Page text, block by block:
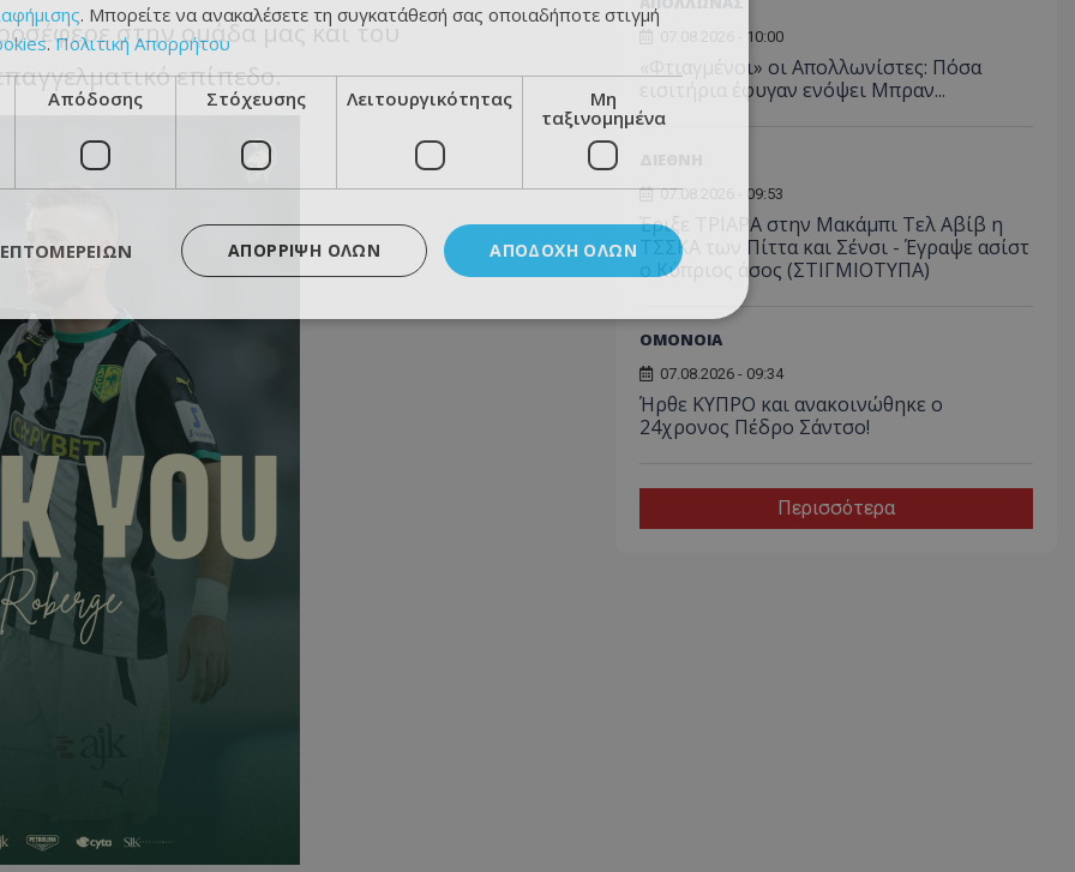
στην ομάδα μας και του
επίπεδο.
07.08.2026 - 10:00
«Φτιαγμένοι» οι Απολλωνίστες: Πόσα
εισιτήρια έφυγαν ενόψει Μπραν...
07.08.2026 - 09:53
Έριξε ΤΡΙΑΡΑ στην Μακάμπι Τελ Αβίβ η
ΤΣΣΚΑ των Πίττα και Σένσι - Έγραψε ασίστ
ο Κύπριος άσος (ΣΤΙΓΜΙΟΤΥΠΑ)
ΟΜΟΝΟΙΑ
07.08.2026 - 09:34
Ήρθε ΚΥΠΡΟ και ανακοινώθηκε ο
24χρονος Πέδρο Σάντσο!
Περισσότερα
. Μπορείτε να ανακαλέσετε τη συγκατάθεσή σας οποιαδήποτε στιγμή
.Πολιτική Απορρήτου
Απόδοσης Στόχευσης Λειτουργικότητας
Μη
ταξινομημένα
ΑΠΟΔΟΧΉ ΌΛΩΝ
ΑΠΌΡΡΙΨΗ ΌΛΩΝ